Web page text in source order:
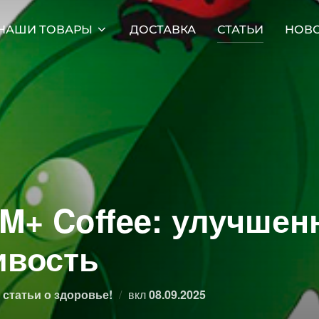
ТОВАРЫ ДОСТАВКА СТАТЬИ
Coffee:
о здоровье! вклОпубликовано
08.09.2025